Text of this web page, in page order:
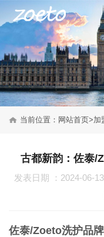
网站首页
关于我们
当前位置： 网站首页>加
古都新韵：佐泰/
发表日期 ：2024-06-13
佐泰/Zoeto洗护品